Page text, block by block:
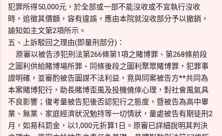
犯罪所得50,000元，於全部或一部不能沒收或不宜執行沒收
時，追徵其價額，容有違誤，應由本院就沒收部分予以撤銷，
諭知如主文第2項所示。
五、上訴駁回之理由(即量刑部分)：
原審以被告涉犯刑法第266條第1項之賭博罪、第268條前段
之圖利供給賭博場所罪、同條後段之圖利聚眾賭博罪，犯罪事
證明確，並審酌被告圖謀不法利益，竟與同案被告方**共同為
本案賭博犯行，助長賭博歪風及投機僥倖心理，對社會風氣具
不良影響；復考量被告犯後否認犯行之態度，暨被告為高中畢
業、無業、家庭經濟狀況勉持等一切情狀，量處被告有期徒刑2
月，如易科罰金，以1,000元折算1日。原審已詳細說明其判決